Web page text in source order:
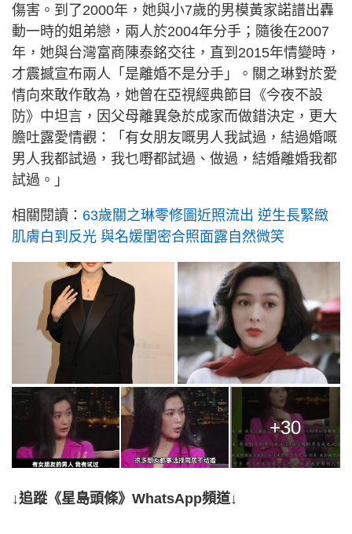
傷害。到了2000年，她與小7歲的男模黃家諾譜出轟
動一時的姐弟戀，兩人於2004年分手；隨後在2007
年，她與台灣富商陳泰銘交往，直到2015年情變時，
才震撼宣布兩人「是離婚不是分手」。關之琳對於愛
情向來敢作敢為，她曾在亞視經典節目《今夜不設
防》中坦言，因父母離異急於成家而做錯決定，更大
膽吐露愛情觀：「有女朋友嘅男人我試過，結過婚嘅
男人我都試過，我乜嘢都試過、做過，結婚離婚我都
試過。」
相關閱讀： 63歲關之琳零修圖近照流出 逆生長緊緻
肌膚白到反光 與名媛閨密合照面露自然微笑
+30
↓追蹤《星島頭條》WhatsApp頻道↓